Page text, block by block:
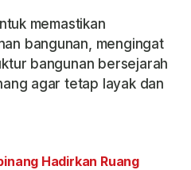
memastikan
bangunan, mengingat
bangunan bersejarah
agar tetap layak dan
Hadirkan Ruang